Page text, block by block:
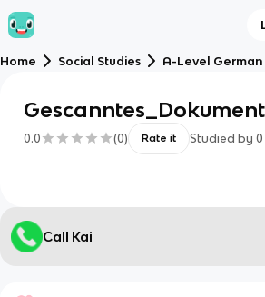
Home Social Studies A-Level German
0.0 (0) Rate it Studied by 0
Call Kai